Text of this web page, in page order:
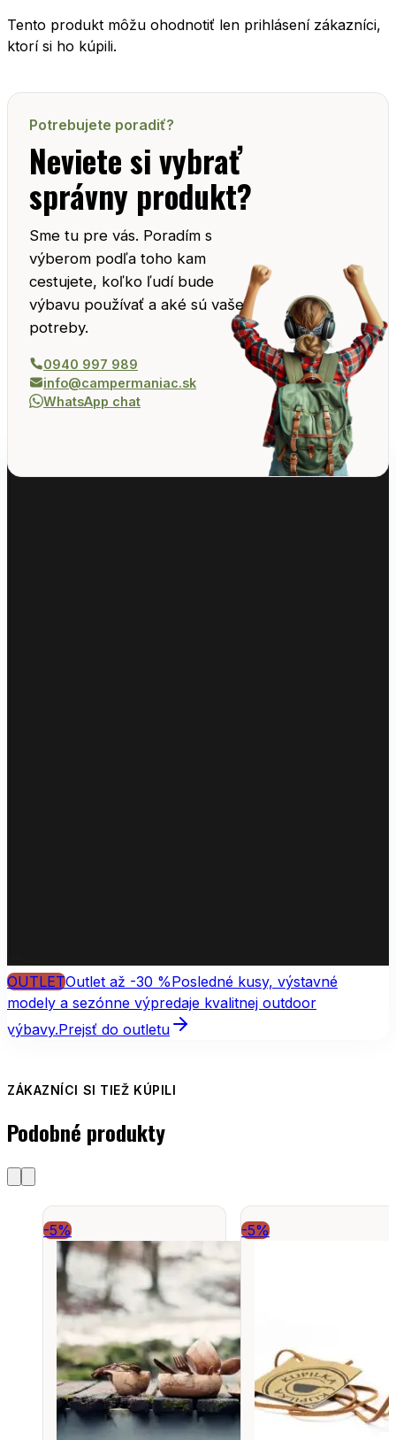
Tento produkt môžu ohodnotiť len prihlásení zákazníci,
ktorí si ho kúpili.
Potrebujete poradiť?
Neviete si vybrať
správny produkt?
Sme tu pre vás. Poradím s
výberom podľa toho kam
cestujete, koľko ľudí bude
výbavu používať a aké sú vaše
potreby.
0940 997 989
info@campermaniac.sk
WhatsApp chat
OUTLETOutlet až -30 %Posledné kusy, výstavné
modely a sezónne výpredaje kvalitnej outdoor
výbavy.Prejsť do outletu
ZÁKAZNÍCI SI TIEŽ KÚPILI
Podobné produkty
-5% -5%